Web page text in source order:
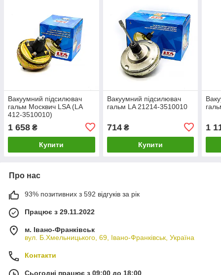
Вакуумний підсилювач
гальм Москвич LSA (LA
412-3510010)
1 658 ₴
Купити
Вакуумний підсилювач
гальм LA 21214-3510010
714₴
Купити
1
Про нас
93% позитивних з 592 відгуків за рік
Працює з 29.11.2022
м. Івано-Франківськ
вул. Б.Хмельницького, 69, Івано-Франківськ, Україна
Контакти
Сьогодні працює з 09:00 до 18:00